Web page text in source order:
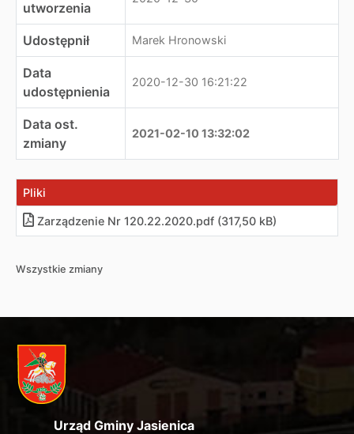
utworzenia
Udostępnił Marek Hronowski
Data
udostępnienia
2020-12-30 16:21:22
Data ost.
zmiany
2021-02-10 13:32:02
Pliki
Zarządzenie Nr 120.22.2020.pdf (317,50 kB)
Wszystkie zmiany
Urząd Gminy Jasienica